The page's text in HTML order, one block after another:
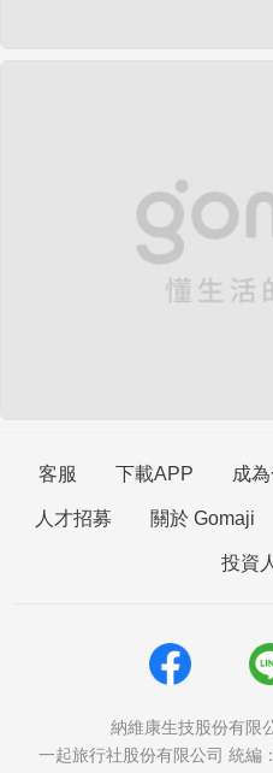
客服 下載APP 成
人才招募 關於 Gomaji
投資
納維康生技股份有限
一起旅行社股份有限公司 統編